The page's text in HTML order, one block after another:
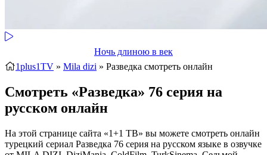
Ночь длиною в век
1plus1TV » Mila dizi » Разведка смотреть онлайн
Смотреть «Разведка» 76 серия на
русском онлайн
На этой странице сайта «1+1 ТВ» вы можете смотреть онлайн
турецкий сериал Разведка 76 серия на русском языке в озвучке